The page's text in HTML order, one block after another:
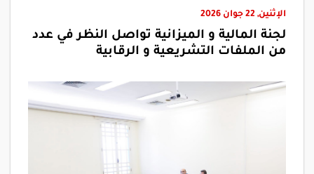
الإثنين, 22 جوان 2026
لجنة المالية و الميزانية تواصل النظر في عدد
من الملفات التشريعية و الرقابية